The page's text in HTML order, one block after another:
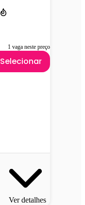
1 vaga neste preço
Selecionar
Ver detalhes